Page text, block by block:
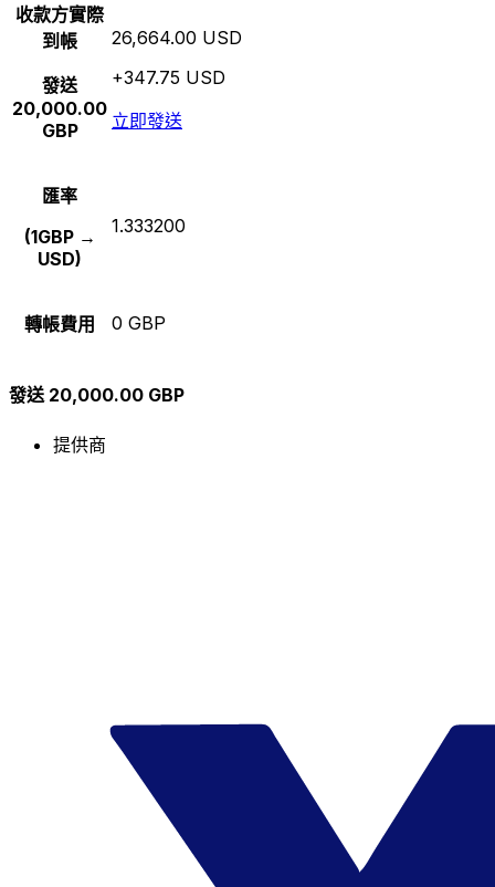
收款方實際
到帳
發送
20,000.00
GBP
26,664.00 USD
+347.75 USD
立即發送
匯率
(1GBP →
USD)
1.333200
轉帳費用 0 GBP
發送 20,000.00 GBP
提供商